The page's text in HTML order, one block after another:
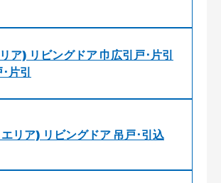
ア) リビングドア 巾広引戸･片引
片引
リア) リビングドア 吊戸･引込